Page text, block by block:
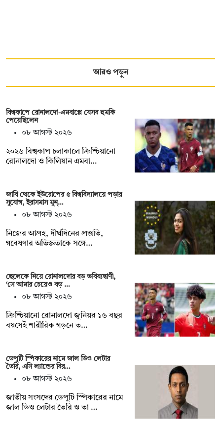
আরও পড়ুন
বিশ্বকাপে রোনালদো-এমবাপ্পে যেসব হুমকি
পেয়েছিলেন
০৮ আগস্ট ২০২৬
২০২৬ বিশ্বকাপ চলাকালে ক্রিশ্চিয়ানো
রোনালদো ও কিলিয়ান এমবা…
জাবি থেকে ইউরোপের ৫ বিশ্ববিদ্যালয়ে পড়ার
সুযোগ, ইরাসমাস মুন্…
০৮ আগস্ট ২০২৬
নিজের আগ্রহ, দীর্ঘদিনের প্রস্তুতি,
গবেষণার অভিজ্ঞতাকে সঙ্গে…
ছেলেকে নিয়ে রোনালদোর বড় ভবিষ্যদ্বাণী,
‘সে আমার চেয়েও বড় …
০৮ আগস্ট ২০২৬
ক্রিশ্চিয়ানো রোনালদো জুনিয়র ১৬ বছর
বয়সেই শারীরিক গড়নে ত…
ডেপুটি স্পিকারের নামে জাল ডিও লেটার
তৈরি, এসি ল্যান্ডের বির…
০৮ আগস্ট ২০২৬
জাতীয় সংসদের ডেপুটি স্পিকারের নামে
জাল ডিও লেটার তৈরি ও তা …